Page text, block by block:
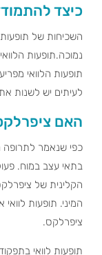
כיצד
נמוכה.תופעות
תופעות הלוואי
לעיתים יש לשנות
האם
כפי שנאמר לתרופה
בתאי עצב במוח.
הקלינית של
ציפרלקס.
תופעות לוואי